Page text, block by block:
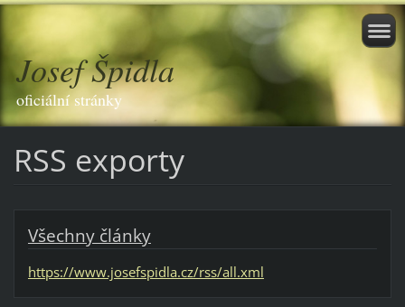
Josef Špidla
oficiální stránky
RSS exporty
Všechny články
https://www.josefspidla.cz/rss/all.xml